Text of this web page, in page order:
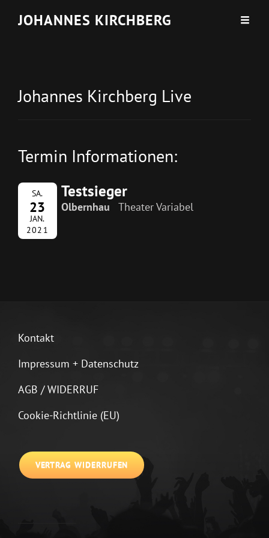
JOHANNES KIRCHBERG
Johannes Kirchberg Live
Termin Informationen:
SA.
23
JAN.
2021
Testsieger
Olbernhau Theater Variabel
Kontakt
Impressum + Datenschutz
AGB / WIDERRUF
Cookie-Richtlinie (EU)
VERTRAG WIDERRUFEN